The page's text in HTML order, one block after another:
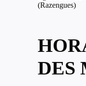
(Razengues)
DES